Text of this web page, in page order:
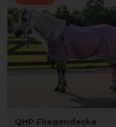
QHP Fliegendecke